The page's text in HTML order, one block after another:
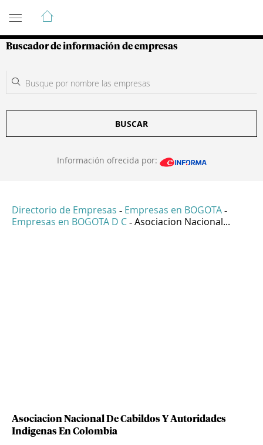
Guía de Empresas Colombianas
Buscador de información de empresas
BUSCAR
Información ofrecida por:
Directorio de Empresas - Empresas en BOGOTA -
Empresas en BOGOTA D C - Asociacion Nacional...
Asociacion Nacional De Cabildos Y Autoridades
Indigenas En Colombia